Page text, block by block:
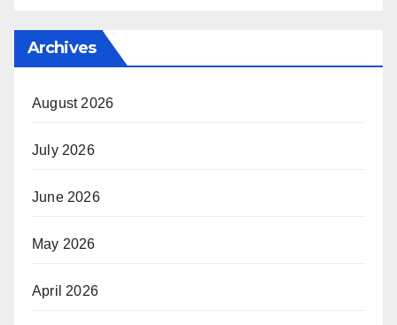
Archives
August 2026
July 2026
June 2026
May 2026
April 2026